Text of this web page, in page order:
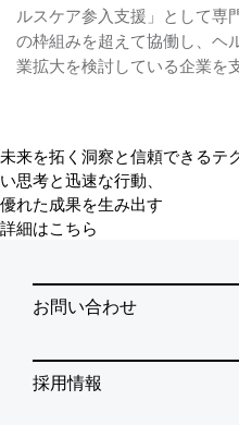
ルスケア参入支援」として専
の枠組みを超えて協働し、ヘ
業拡大を検討している企業を
未来を拓く洞察と信頼できるテ
い思考と迅速な行動、
優れた成果を生み出す
詳細はこちら
お問い合わせ
採用情報